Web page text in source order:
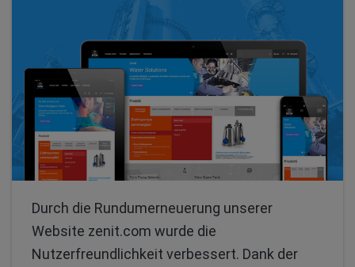
Durch die Rundumerneuerung unserer
Website zenit.com wurde die
Nutzerfreundlichkeit verbessert. Dank der